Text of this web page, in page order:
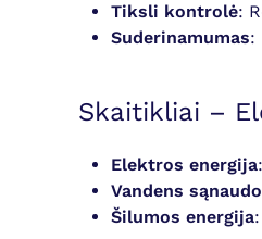
Tiksli kontrolė:
Suderinamumas:
Skaitikliai –
Elektros energija
Vandens
Šilumos energija